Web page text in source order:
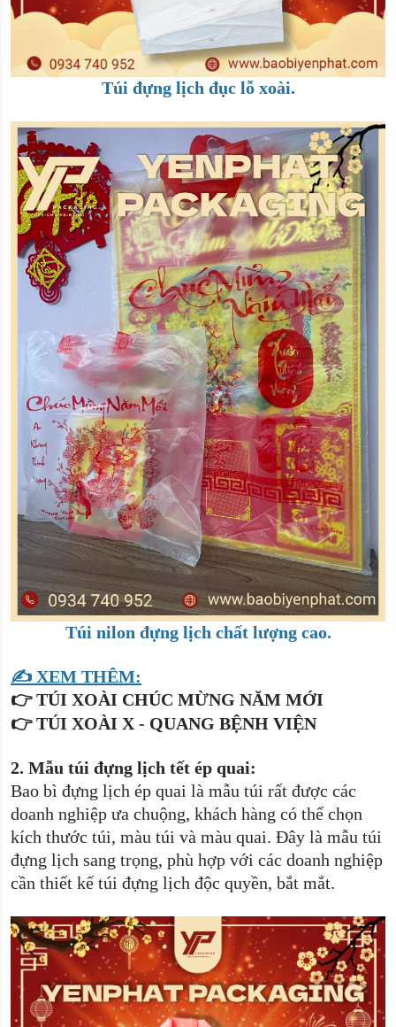
Túi đựng lịch đục lỗ xoài.
Túi nilon đựng lịch chất lượng cao.
✍️ XEM THÊM:
👉TÚI XOÀI CHÚC MỪNG NĂM MỚI
👉TÚI XOÀI X - QUANG BỆNH VIỆN
2. Mẫu túi đựng lịch tết ép quai:
Bao bì đựng lịch ép quai là mẫu túi rất được các
doanh nghiệp ưa chuộng, khách hàng có thể chọn
kích thước túi, màu túi và màu quai. Đây là mẫu túi
đựng lịch sang trọng, phù hợp với các doanh nghiệp
cần thiết kế túi đựng lịch độc quyền, bắt mắt.